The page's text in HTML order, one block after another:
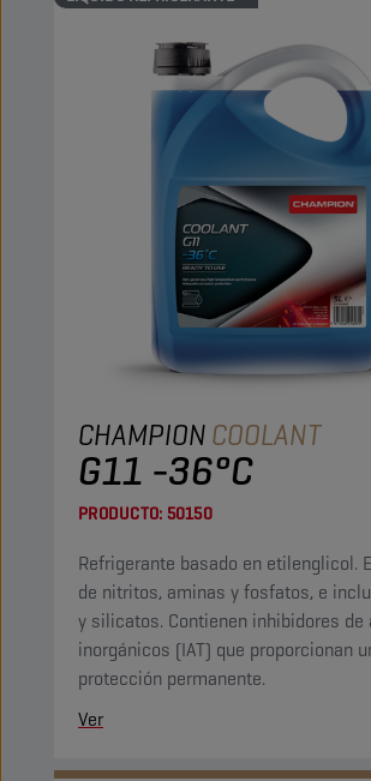
CHAMPIONCOOLANT
G11 -36°C
PRODUCTO: 50150
Refrigerante basado en etilenglicol.
de nitritos, aminas y fosfatos, e
y silicatos. Contienen inhibidores de
inorgánicos (IAT) que proporcionan
protección permanente.
Ver